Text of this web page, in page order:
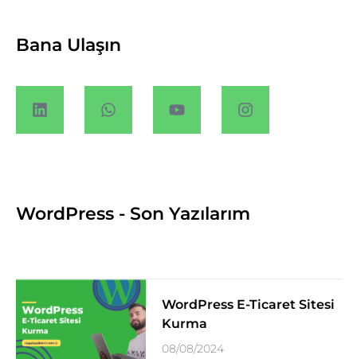
Bana Ulaşın
WordPress - Son Yazılarım
WordPress E-Ticaret Sitesi
Kurma
08/08/2024